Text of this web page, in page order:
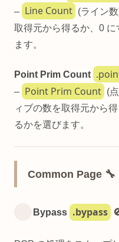
– Line Count
(ライン
取得元から得るか、0
ます。
Point Prim Count
– Point Prim Count
(
ィブの数を取得元から
るかを選びます。
Common Page 🔧
Bypass .bypass